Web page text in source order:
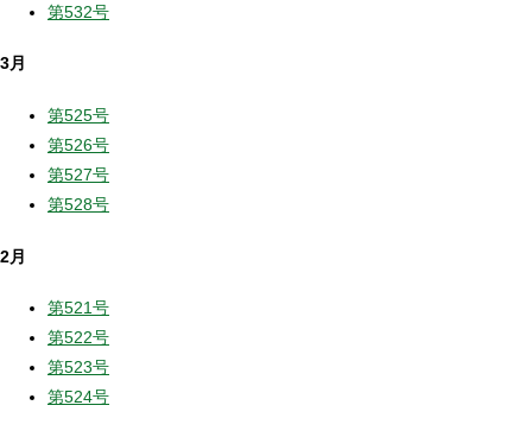
第532号
3月
第525号
第526号
第527号
第528号
2月
第521号
第522号
第523号
第524号